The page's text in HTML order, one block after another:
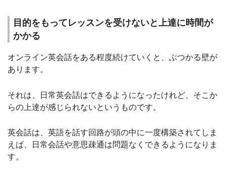
目的をもってレッスンを受けないと上達に時間が
かかる
オンライン英会話をある程度続けていくと、ぶつかる壁が
あります。
それは、日常英会話はできるようになったけれど、そこか
らの上達が感じられないというものです。
英会話は、英語を話す回路が頭の中に一度構築されてしま
えば、日常会話や意思疎通は問題なくできるようになりま
す。